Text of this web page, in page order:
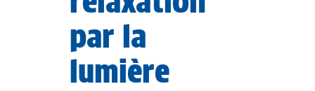
par la
lumière